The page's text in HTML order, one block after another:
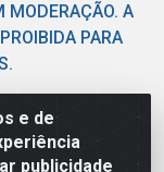
e de
publicidade
MODERAÇÃO. A
PARA
- Parque de
480 - CNPJ